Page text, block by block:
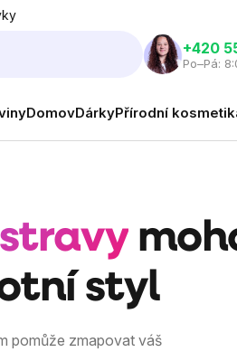
‭+420
Po–Pá:
DomovDárkyPřírodní
stravy
styl
pomůže zmapovat váš